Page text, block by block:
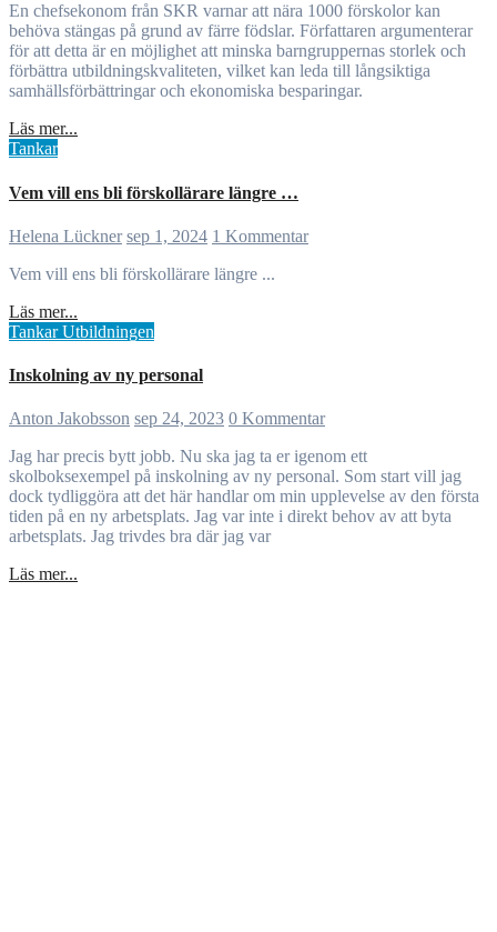
En chefsekonom från SKR varnar att nära 1000 förskolor kan
behöva stängas på grund av färre födslar. Författaren argumenterar
för att detta är en möjlighet att minska barngruppernas storlek och
förbättra utbildningskvaliteten, vilket kan leda till långsiktiga
samhällsförbättringar och ekonomiska besparingar.
Läs mer...
Tankar
Vem vill ens bli förskollärare längre …
Helena Lückner sep 1, 2024 1 Kommentar
Vem vill ens bli förskollärare längre ...
Läs mer...
TankarUtbildningen
Inskolning av ny personal
Anton Jakobsson sep 24, 2023 0 Kommentar
Jag har precis bytt jobb. Nu ska jag ta er igenom ett
skolboksexempel på inskolning av ny personal. Som start vill jag
dock tydliggöra att det här handlar om min upplevelse av den första
tiden på en ny arbetsplats. Jag var inte i direkt behov av att byta
arbetsplats. Jag trivdes bra där jag var
Läs mer...